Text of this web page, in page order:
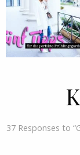
37 Responses to